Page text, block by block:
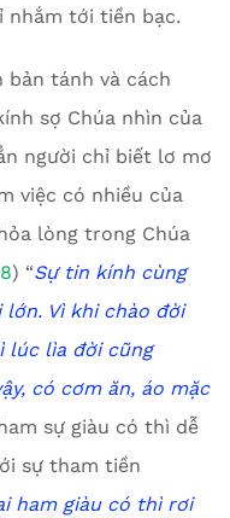
nhắm tới tiền bạc.
bản tánh và cách
sợ Chúa nhìn của
người chỉ biết lơ mơ
việc có nhiều của
lòng trong Chúa
) “Sự tin kính cùng
lớn. Vì khi chào đời
lúc lìa đời cũng
có cơm ăn, áo mặc
sự giàu có thì dễ
sự tham tiền
ham giàu có thì rơi